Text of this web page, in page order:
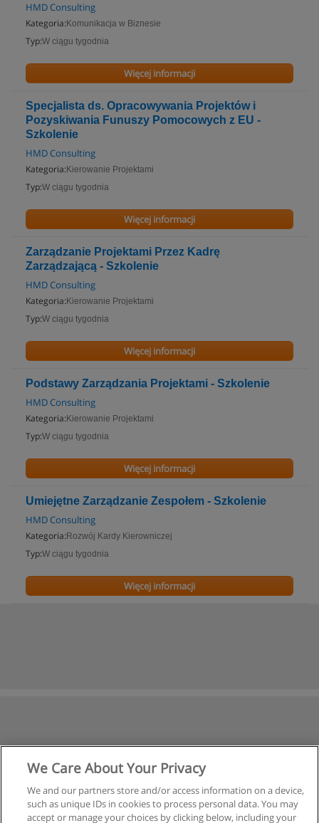
HMD Consulting
Kategoria: Komunikacja w Biznesie
Typ:W ciągu tygodnia
Więcej informacji
Specjalista ds. Opracowywania Projektów i
Pozyskiwania Funuszy Pomocowych z EU -
Szkolenie
HMD Consulting
Kategoria: Kierowanie Projektami
Typ:W ciągu tygodnia
Więcej informacji
Zarządzanie Projektami Przez Kadrę
Zarządzającą - Szkolenie
HMD Consulting
Kategoria: Kierowanie Projektami
Typ:W ciągu tygodnia
Więcej informacji
Podstawy Zarządzania Projektami - Szkolenie
HMD Consulting
Kategoria: Kierowanie Projektami
Typ:W ciągu tygodnia
Więcej informacji
Umiejętne Zarządzanie Zespołem - Szkolenie
HMD Consulting
Kategoria: Rozwój Kardy Kierowniczej
Typ:W ciągu tygodnia
Więcej informacji
We Care About Your Privacy
We and our partners store and/or access information on a device,
such as unique IDs in cookies to process personal data. You may
accept or manage your choices by clicking below, including your